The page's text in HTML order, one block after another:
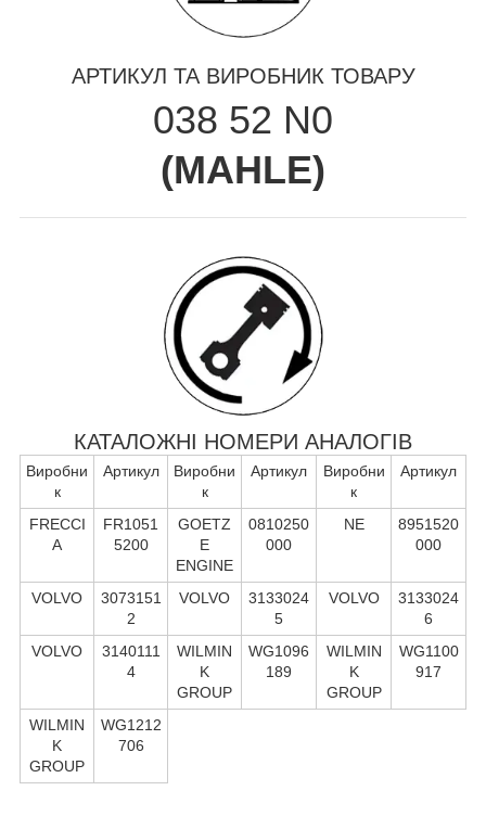
АРТИКУЛ ТА ВИРОБНИК ТОВАРУ
038 52 N0
(MAHLE)
КАТАЛОЖНІ НОМЕРИ АНАЛОГІВ
Виробни
к
Артикул
Виробни
к
Артикул
Виробни
к
Артикул
FRECCI
A
FR1051
5200
GOETZ
E
ENGINE
0810250
000
NE
8951520
000
VOLVO
3073151
2
VOLVO
3133024
5
VOLVO
3133024
6
VOLVO
3140111
4
WILMIN
K
GROUP
WG1096
189
WILMIN
K
GROUP
WG1100
917
WILMIN
K
GROUP
WG1212
706